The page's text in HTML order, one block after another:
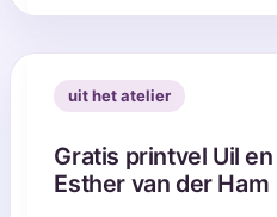
uit het atelier
Gratis printvel Uil en
Esther van der Ham